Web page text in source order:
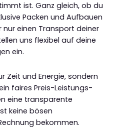
ist. Ganz gleich, ob du
Packen und Aufbauen
einen Transport deiner
uns flexibel auf deine
ein.
Zeit und Energie, sondern
faires Preis-Leistungs-
eine transparente
keine bösen
bekommen.